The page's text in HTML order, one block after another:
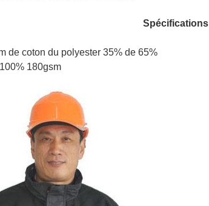
Spécifications
coton du polyester 35% de 65%
180gsm